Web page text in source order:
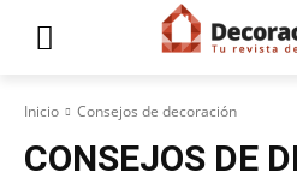
Inicio Consejos de decoración
CONSEJOS DE